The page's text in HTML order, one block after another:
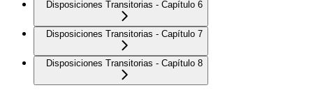
Disposiciones Transitorias - Capítulo 6
Disposiciones Transitorias - Capítulo 7
Disposiciones Transitorias - Capítulo 8